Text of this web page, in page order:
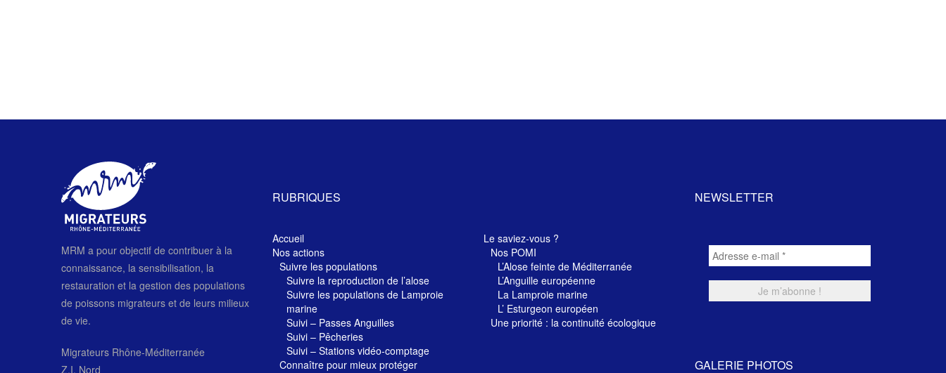
MRM a pour objectif de contribuer à la
connaissance, la sensibilisation, la
restauration et la gestion des populations
de poissons migrateurs et de leurs milieux
de vie.
Migrateurs Rhône-Méditerranée
Z.I. Nord
RUBRIQUES
Accueil
Nos actions
Suivre les populations
Suivre la reproduction de l’alose
Suivre les populations de Lamproie
marine
Suivi – Passes Anguilles
Suivi – Pêcheries
Suivi – Stations vidéo-comptage
Connaître pour mieux protéger
Le saviez-vous ?
Nos POMI
L’Alose feinte de Méditerranée
L’Anguille européenne
La Lamproie marine
L’ Esturgeon européen
Une priorité : la continuité écologique
NEWSLETTER
GALERIE PHOTOS